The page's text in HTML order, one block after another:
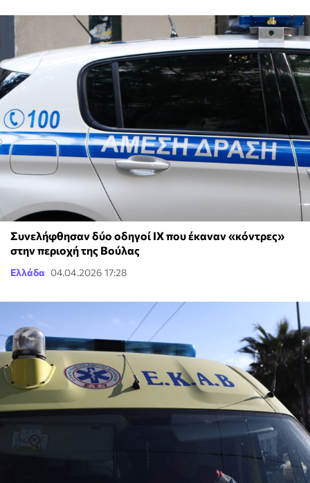
Συνελήφθησαν δύο οδηγοί ΙΧ που έκαναν «κόντρες»
στην περιοχή της Βούλας
Ελλάδα 04.04.2026 17:28